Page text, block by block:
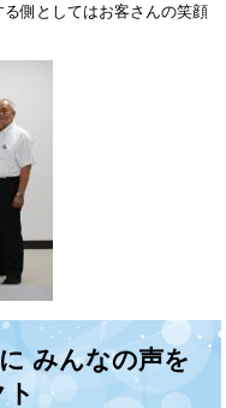
側としてはお客さんの笑顔
みんなの声を
ト